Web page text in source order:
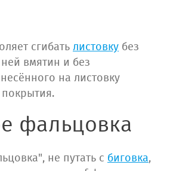
сгибатьлистовку без
вмятин и без
на листовку
фальцовка
не путать с биговка,